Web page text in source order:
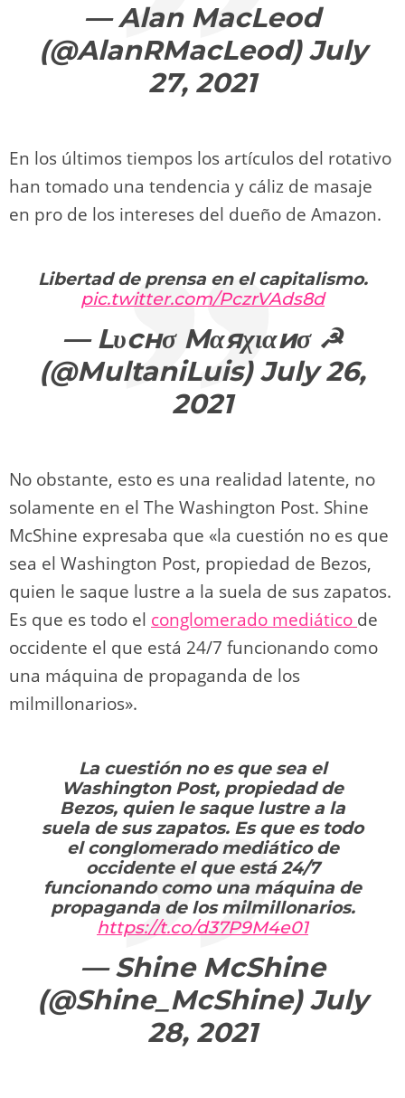
— Alan MacLeod
(@AlanRMacLeod)July
27, 2021
En los últimos tiempos los artículos del rotativo
han tomado una tendencia y cáliz de masaje
en pro de los intereses del dueño de Amazon.
Libertad de prensa en el capitalismo.
pic.twitter.com/PczrVAds8d
— Lυcнσ Mαяχιαиσ ☭
(@MultaniLuis)July 26,
2021
No obstante, esto es una realidad latente, no
solamente en el The Washington Post. Shine
McShine expresaba que «la cuestión no es que
sea el Washington Post, propiedad de Bezos,
quien le saque lustre a la suela de sus zapatos.
Es que es todo el conglomerado mediático de
occidente el que está 24/7 funcionando como
una máquina de propaganda de los
milmillonarios».
La cuestión no es que sea el
Washington Post, propiedad de
Bezos, quien le saque lustre a la
suela de sus zapatos. Es que es todo
el conglomerado mediático de
occidente el que está 24/7
funcionando como una máquina de
propaganda de los milmillonarios.
https://t.co/d37P9M4e01
— Shine McShine
(@Shine_McShine)July
28, 2021